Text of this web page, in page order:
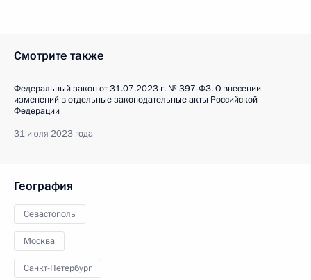
Смотрите также
Федеральный закон от 31.07.2023 г. № 397-ФЗ. О внесении
изменений в отдельные законодательные акты Российской
Федерации
31 июля 2023 года
География
Севастополь
Москва
Санкт-Петербург